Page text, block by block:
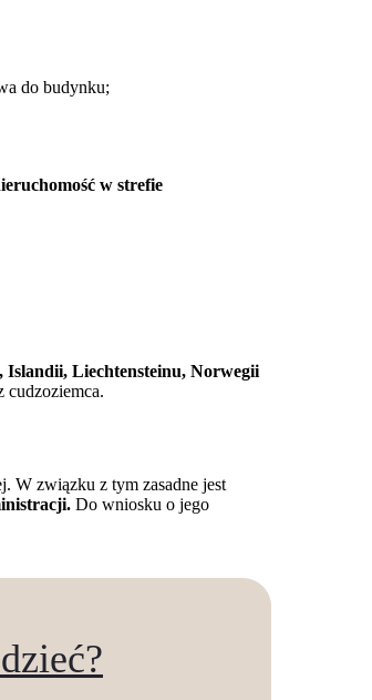
do budynku;
w strefie
Islandii, Liechtensteinu, Norwegii
cudzoziemca.
W związku z tym zasadne jest
Do wniosku o jego